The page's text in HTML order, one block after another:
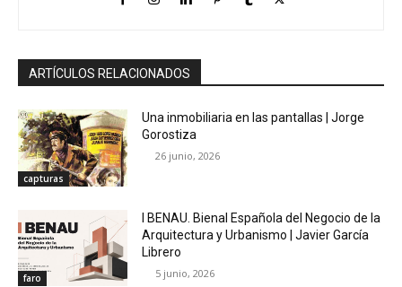
ARTÍCULOS RELACIONADOS
capturas
Una inmobiliaria en las pantallas | Jorge
Gorostiza
26 junio, 2026
faro
I BENAU. Bienal Española del Negocio de la
Arquitectura y Urbanismo | Javier García
Librero
5 junio, 2026